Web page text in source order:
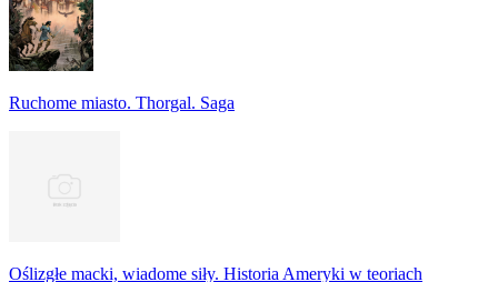
Ruchome miasto. Thorgal. Saga
Oślizgłe macki, wiadome siły. Historia Ameryki w teoriach